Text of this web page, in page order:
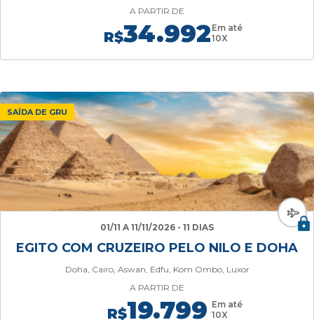
A PARTIR DE
R$34.992 Em até
10X
SAÍDA DE GRU
01/11 A 11/11/2026 - 11 DIAS
EGITO COM CRUZEIRO PELO NILO E DOHA
Doha, Cairo, Aswan, Edfu, Kom Ombo, Luxor
A PARTIR DE
R$19.799 Em até
10X